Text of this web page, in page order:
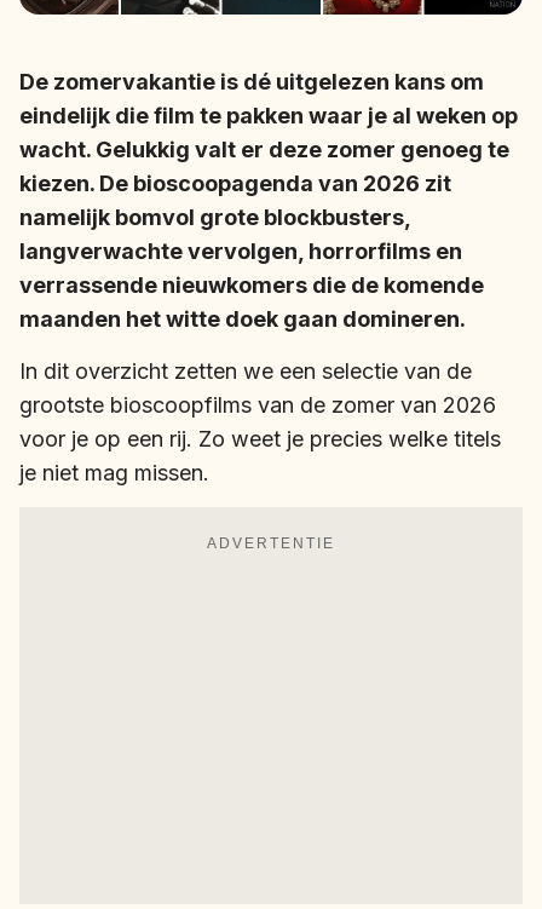
De zomervakantie is dé uitgelezen kans om
eindelijk die film te pakken waar je al weken op
wacht. Gelukkig valt er deze zomer genoeg te
kiezen. De bioscoopagenda van 2026 zit
namelijk bomvol grote blockbusters,
langverwachte vervolgen, horrorfilms en
verrassende nieuwkomers die de komende
maanden het witte doek gaan domineren.
In dit overzicht zetten we een selectie van de
grootste bioscoopfilms van de zomer van 2026
voor je op een rij. Zo weet je precies welke titels
je niet mag missen.
ADVERTENTIE